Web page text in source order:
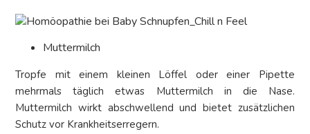
Muttermilch
Tropfe mit einem kleinen Löffel oder einer Pipette
mehrmals täglich etwas Muttermilch in die Nase.
Muttermilch wirkt abschwellend und bietet zusätzlichen
Schutz vor Krankheitserregern.